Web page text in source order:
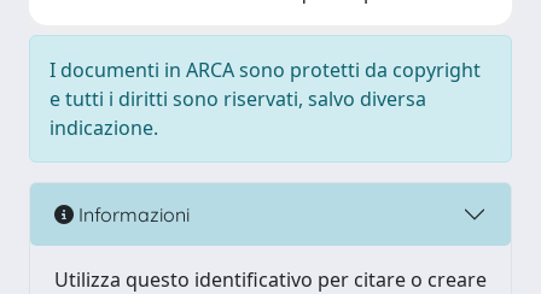
I documenti in ARCA sono protetti da copyright
e tutti i diritti sono riservati, salvo diversa
indicazione.
Informazioni
Utilizza questo identificativo per citare o creare